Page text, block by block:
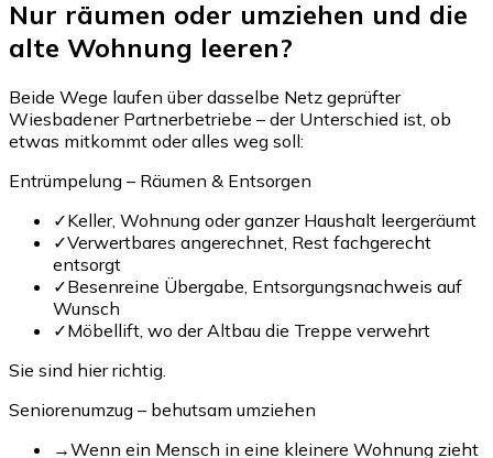
Nur räumen oder umziehen und die
alte Wohnung leeren?
Beide Wege laufen über dasselbe Netz geprüfter
Wiesbadener Partnerbetriebe – der Unterschied ist, ob
etwas mitkommt oder alles weg soll:
Entrümpelung – Räumen & Entsorgen
✓Keller, Wohnung oder ganzer Haushalt leergeräumt
✓Verwertbares angerechnet, Rest fachgerecht
entsorgt
✓Besenreine Übergabe, Entsorgungsnachweis auf
Wunsch
✓Möbellift, wo der Altbau die Treppe verwehrt
Sie sind hier richtig.
Seniorenumzug – behutsam umziehen
→Wenn ein Mensch in eine kleinere Wohnung zieht